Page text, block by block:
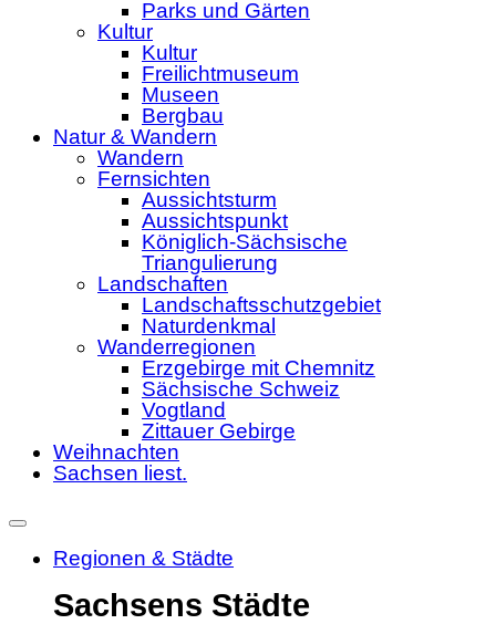
Parks und Gärten
Kultur
Kultur
Freilichtmuseum
Museen
Bergbau
Natur & Wandern
Wandern
Fernsichten
Aussichtsturm
Aussichtspunkt
Königlich-Sächsische
Triangulierung
Landschaften
Landschaftsschutzgebiet
Naturdenkmal
Wanderregionen
Erzgebirge mit Chemnitz
Sächsische Schweiz
Vogtland
Zittauer Gebirge
Weihnachten
Sachsen liest.
Regionen & Städte
Sachsens Städte